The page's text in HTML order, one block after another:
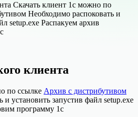
Скачать клиент 1с можно по
Необходимо распоковать и
setup.exe Распакуем архив
клиента
по ссылке Архив с дистрибутивом
и установить запустив файл setup.exe
программу 1с